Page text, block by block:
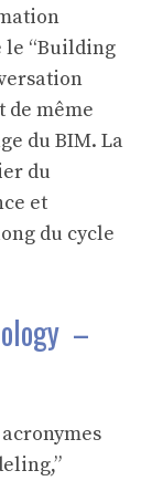
le “Building
de même
du BIM. La
du
et
du cycle
–